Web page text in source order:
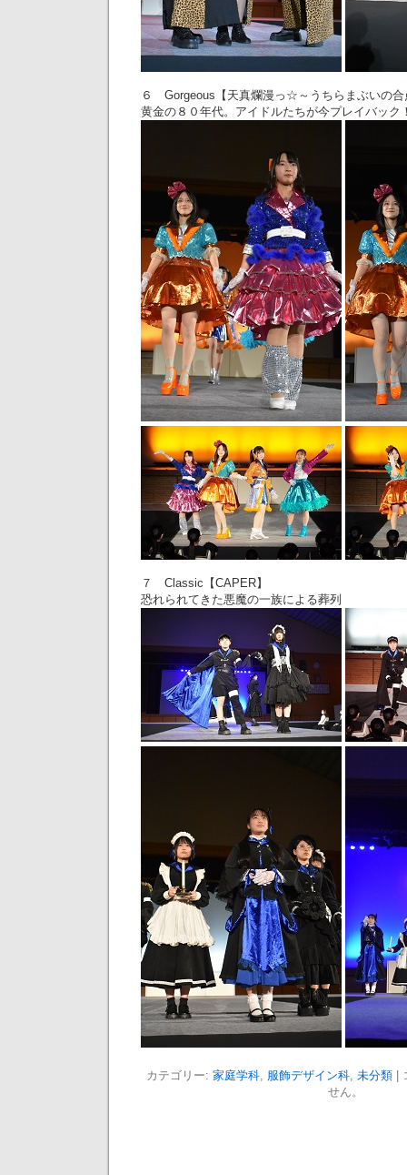
６ Gorgeous【天真爛漫っ☆～うちらまぶいの合
黄金の８０年代。アイドルたちが今プレイバック
７ Classic【CAPER】
恐れられてきた悪魔の一族による葬列
カテゴリー: 家庭学科, 服飾デザイン科, 未分類
せん。